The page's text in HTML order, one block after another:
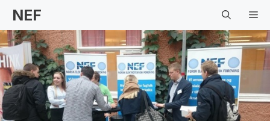
innhold
NEF